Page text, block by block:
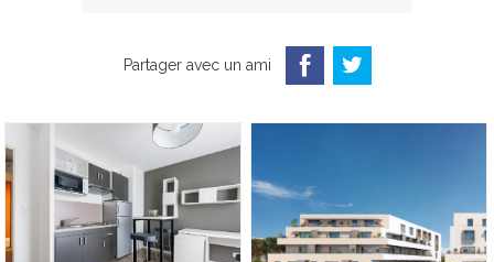
Partager avec un ami